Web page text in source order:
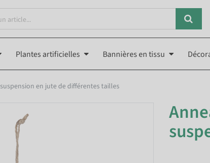
Plantes artificielles Bannières en tissu
en jute de différentes tailles